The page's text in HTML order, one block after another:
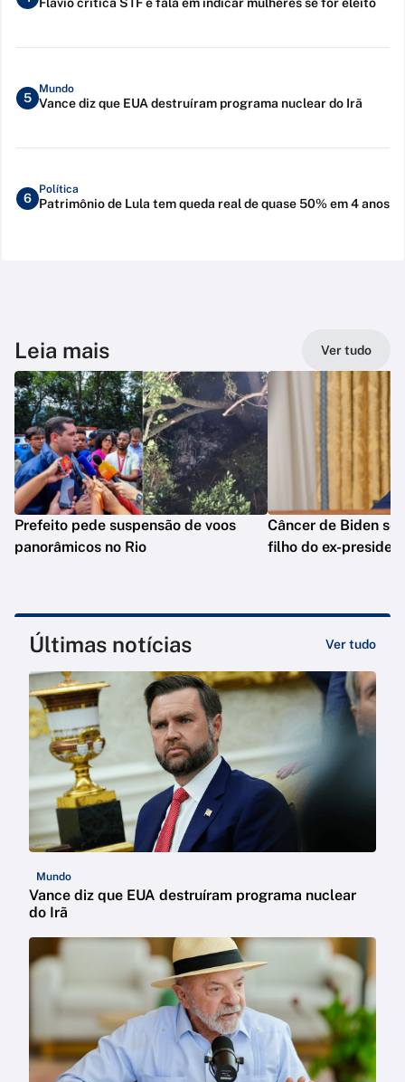
5
Mundo
Vance diz que EUA destruíram programa nuclear do Irã
6
Política
Patrimônio de Lula tem queda real de quase 50% em 4 anos
Leia mais Ver tudo
Prefeito pede suspensão de voos
panorâmicos no Rio
Câncer de Biden se
filho do ex-
Últimas notícias Ver tudo
Mundo
Vance diz que EUA destruíram programa nuclear
do Irã